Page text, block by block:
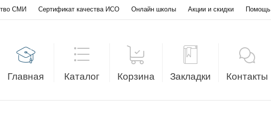
СМИ Сертификат качества ИСО Онлайн школы Акции и скидки Помощь
Главная Каталог Корзина Закладки Контакты